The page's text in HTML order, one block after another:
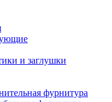
и заглушки
фурнитура